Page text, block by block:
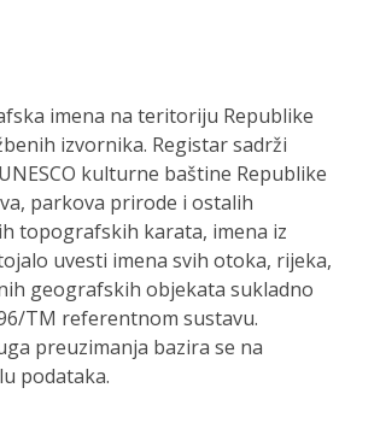
imena na teritoriju Republike
izvornika. Registar sadrži
kulturne baštine Republike
parkova prirode i ostalih
topografskih karata, imena iz
uvesti imena svih otoka, rijeka,
geografskih objekata sukladno
TM referentnom sustavu.
preuzimanja bazira se na
podataka.